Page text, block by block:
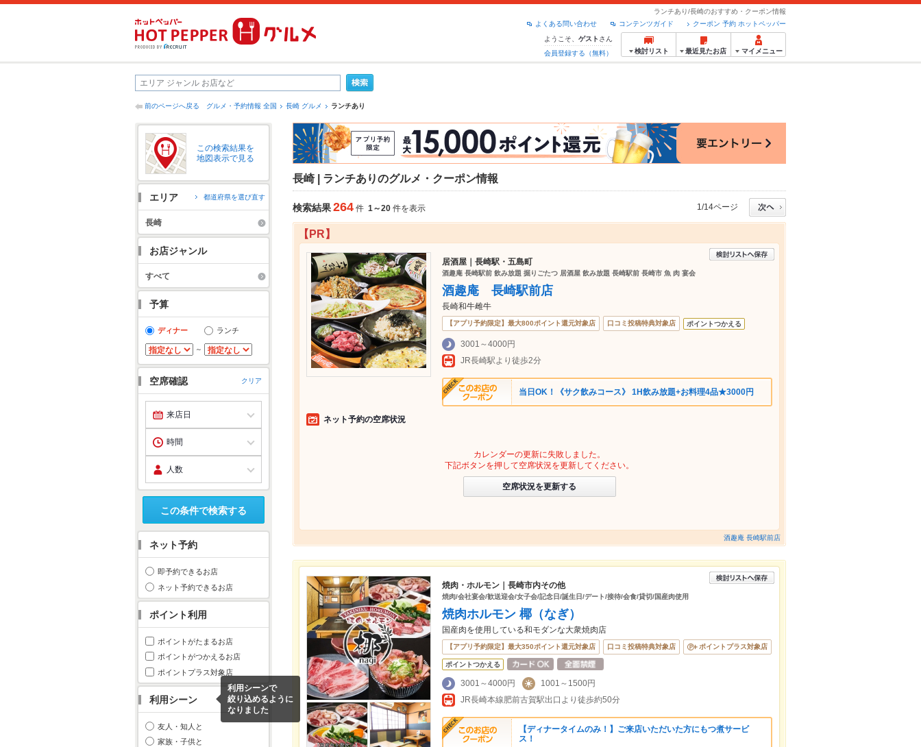
ランチあり/長崎のおすすめ・クーポン情報
クーポン 予約 ホットペッパー
コンテンツガイド
よくある問い合わせ
ようこそ、 ゲスト さん
会員登録する（無料）
検討リスト 最近見たお店 マイメニュー
前のページへ戻る グルメ・予約情報 全国 長崎 グルメ ランチあり
この検索結果を
地図表示で見る
エリア 都道府県を選び直す
長崎
お店ジャンル
すべて
予算
ディナー ランチ
～
空席確認 クリア
この条件で検索する
ネット予約
即予約できるお店
ネット予約できるお店
ポイント利用
ポイントがたまるお店
ポイントがつかえるお店
ポイントプラス対象店
利用シーン
利用シーンで
絞り込めるように
なりました
友人・知人と
家族・子供と
長崎 | ランチありのグルメ・クーポン情報
検索結果264 件 1～20 件を表示 1/14ページ
【PR】
居酒屋｜長崎駅・五島町
酒趣庵 長崎駅前 飲み放題 掘りごたつ 居酒屋 飲み放題 長崎駅前 長崎市 魚 肉 宴会
酒趣庵 長崎駅前店
長崎和牛雌牛
【アプリ予約限定】最大800ポイント還元対象店 口コミ投稿特典対象店 ポイントつかえる
3001～4000円
JR長崎駅より徒歩2分
当日OK！《サク飲みコース》 1H飲み放題+お料理4品★3000円
ネット予約の空席状況
カレンダーの更新に失敗しました。
下記ボタンを押して空席状況を更新してください。
空席状況を更新する
酒趣庵 長崎駅前店
焼肉・ホルモン｜長崎市内その他
焼肉/会社宴会/歓送迎会/女子会/記念日/誕生日/デート/接待/会食/貸切/国産肉使用
焼肉ホルモン 椰（なぎ）
国産肉を使用している和モダンな大衆焼肉店
【アプリ予約限定】最大350ポイント還元対象店 口コミ投稿特典対象店 ポイントプラス対象店
ポイントつかえる
3001～4000円
1001～1500円
JR長崎本線肥前古賀駅出口より徒歩約50分
【ディナータイムのみ！】ご来店いただいた方にもつ煮サービ
ス！